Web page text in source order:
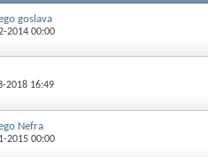
goslava
2014 00:00
2018 16:49
Nefra
2015 00:00